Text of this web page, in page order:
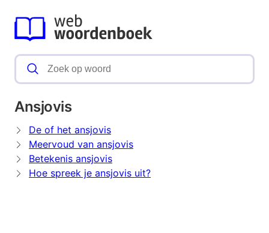
Ansjovis
De of het ansjovis
Meervoud van ansjovis
Betekenis ansjovis
Hoe spreek je ansjovis uit?